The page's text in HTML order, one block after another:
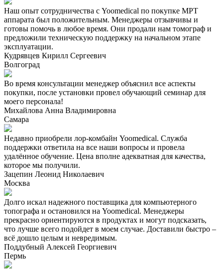
Наш опыт сотрудничества с Yoomedical по покупке МРТ
аппарата был положительным. Менеджеры отзывчивы и
готовы помочь в любое время. Они продали нам томограф и
предложили техническую поддержку на начальном этапе
эксплуатации.
Кудрявцев Кирилл Сергеевич
Волгоград
Во время консультации менеджер объяснил все аспекты
покупки, после установки провел обучающий семинар для
моего персонала!
Михайлова Анна Владимировна
Самара
Недавно приобрели лор-комбайн Yoomedical. Служба
поддержки ответила на все наши вопросы и провела
удалённое обучение. Цена вполне адекватная для качества,
которое мы получили.
Зацепин Леонид Николаевич
Москва
Долго искал надежного поставщика для компьютерного
топографа и остановился на Yoomedical. Менеджеры
прекрасно ориентируются в продуктах и могут подсказать,
что лучше всего подойдет в моем случае. Доставили быстро –
всё дошло целым и невредимым.
Поддубный Алексей Георгиевич
Пермь